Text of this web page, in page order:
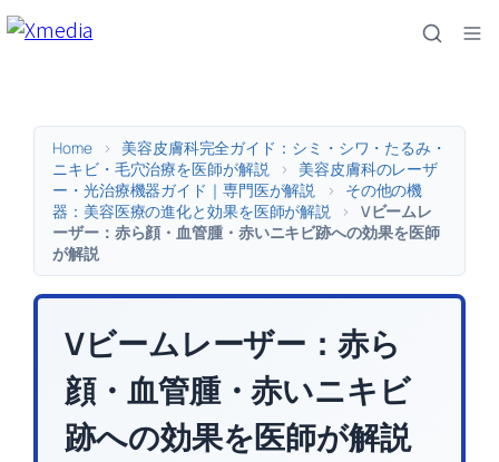
内
Home >
美容皮膚科完全ガイド：シミ・シワ・たるみ・
ニキビ・毛穴治療を医師が解説
>
美容皮膚科のレーザ
ー・光治療機器ガイド｜専門医が解説
>
その他の機
器：美容医療の進化と効果を医師が解説
>
Vビームレ
ーザー：赤ら顔・血管腫・赤いニキビ跡への効果を医師
が解説
Vビームレーザー：赤ら
顔・血管腫・赤いニキビ
跡への効果を医師が解説